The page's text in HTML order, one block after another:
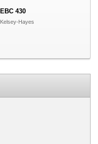
EBC 430
Kelsey-Hayes